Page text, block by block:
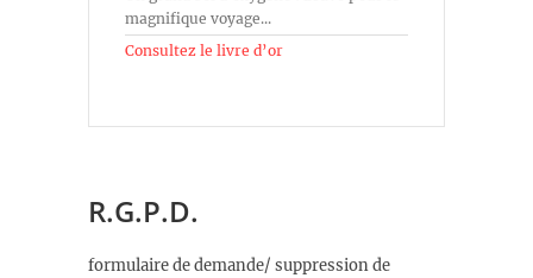
magnifique voyage...
Consultez le livre d’or
R.G.P.D.
formulaire de demande/ suppression de